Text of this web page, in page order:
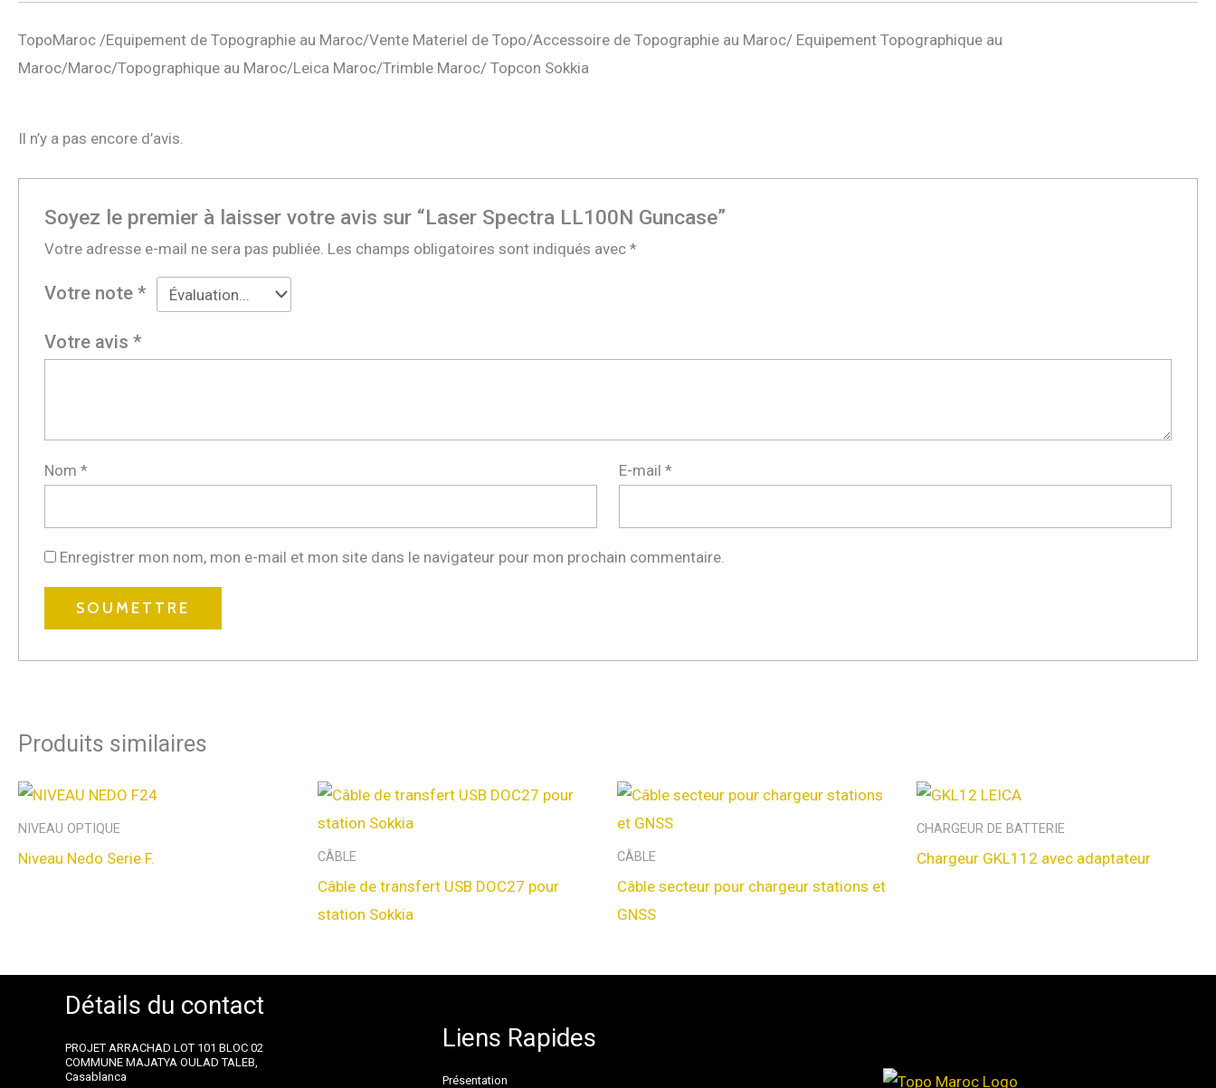
TopoMaroc /Equipement de Topographie au Maroc/Vente Materiel de Topo/Accessoire de Topographie au Maroc/ Equipement Topographique au
Maroc/Maroc/Topographique au Maroc/Leica Maroc/Trimble Maroc/ Topcon Sokkia
Il n’y a pas encore d’avis.
Soyez le premier à laisser votre avis sur “Laser Spectra LL100N Guncase”
Votre adresse e-mail ne sera pas publiée. Les champs obligatoires sont indiqués avec*
Votre note*
Votre avis*
Nom* E-mail*
Enregistrer mon nom, mon e-mail et mon site dans le navigateur pour mon prochain commentaire.
Produits similaires
NIVEAU OPTIQUE
Niveau Nedo Serie F. CÂBLE
Câble de transfert USB DOC27 pour
station Sokkia
CÂBLE
Câble secteur pour chargeur stations et
GNSS
CHARGEUR DE BATTERIE
Chargeur GKL112 avec adaptateur
Détails du contact
PROJET ARRACHAD LOT 101 BLOC 02
COMMUNE MAJATYA OULAD TALEB,
Casablanca
Liens Rapides
Présentation